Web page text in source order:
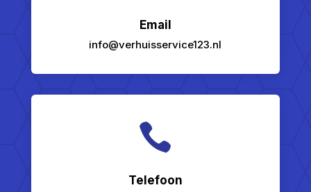
Email
info@verhuisservice123.nl

Telefoon